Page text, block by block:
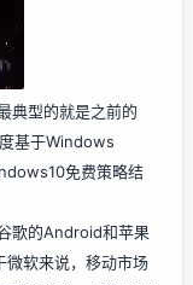
典型的就是之前的
基于Windows
免费策略结
歌的Android和苹果
微软来说，移动市场